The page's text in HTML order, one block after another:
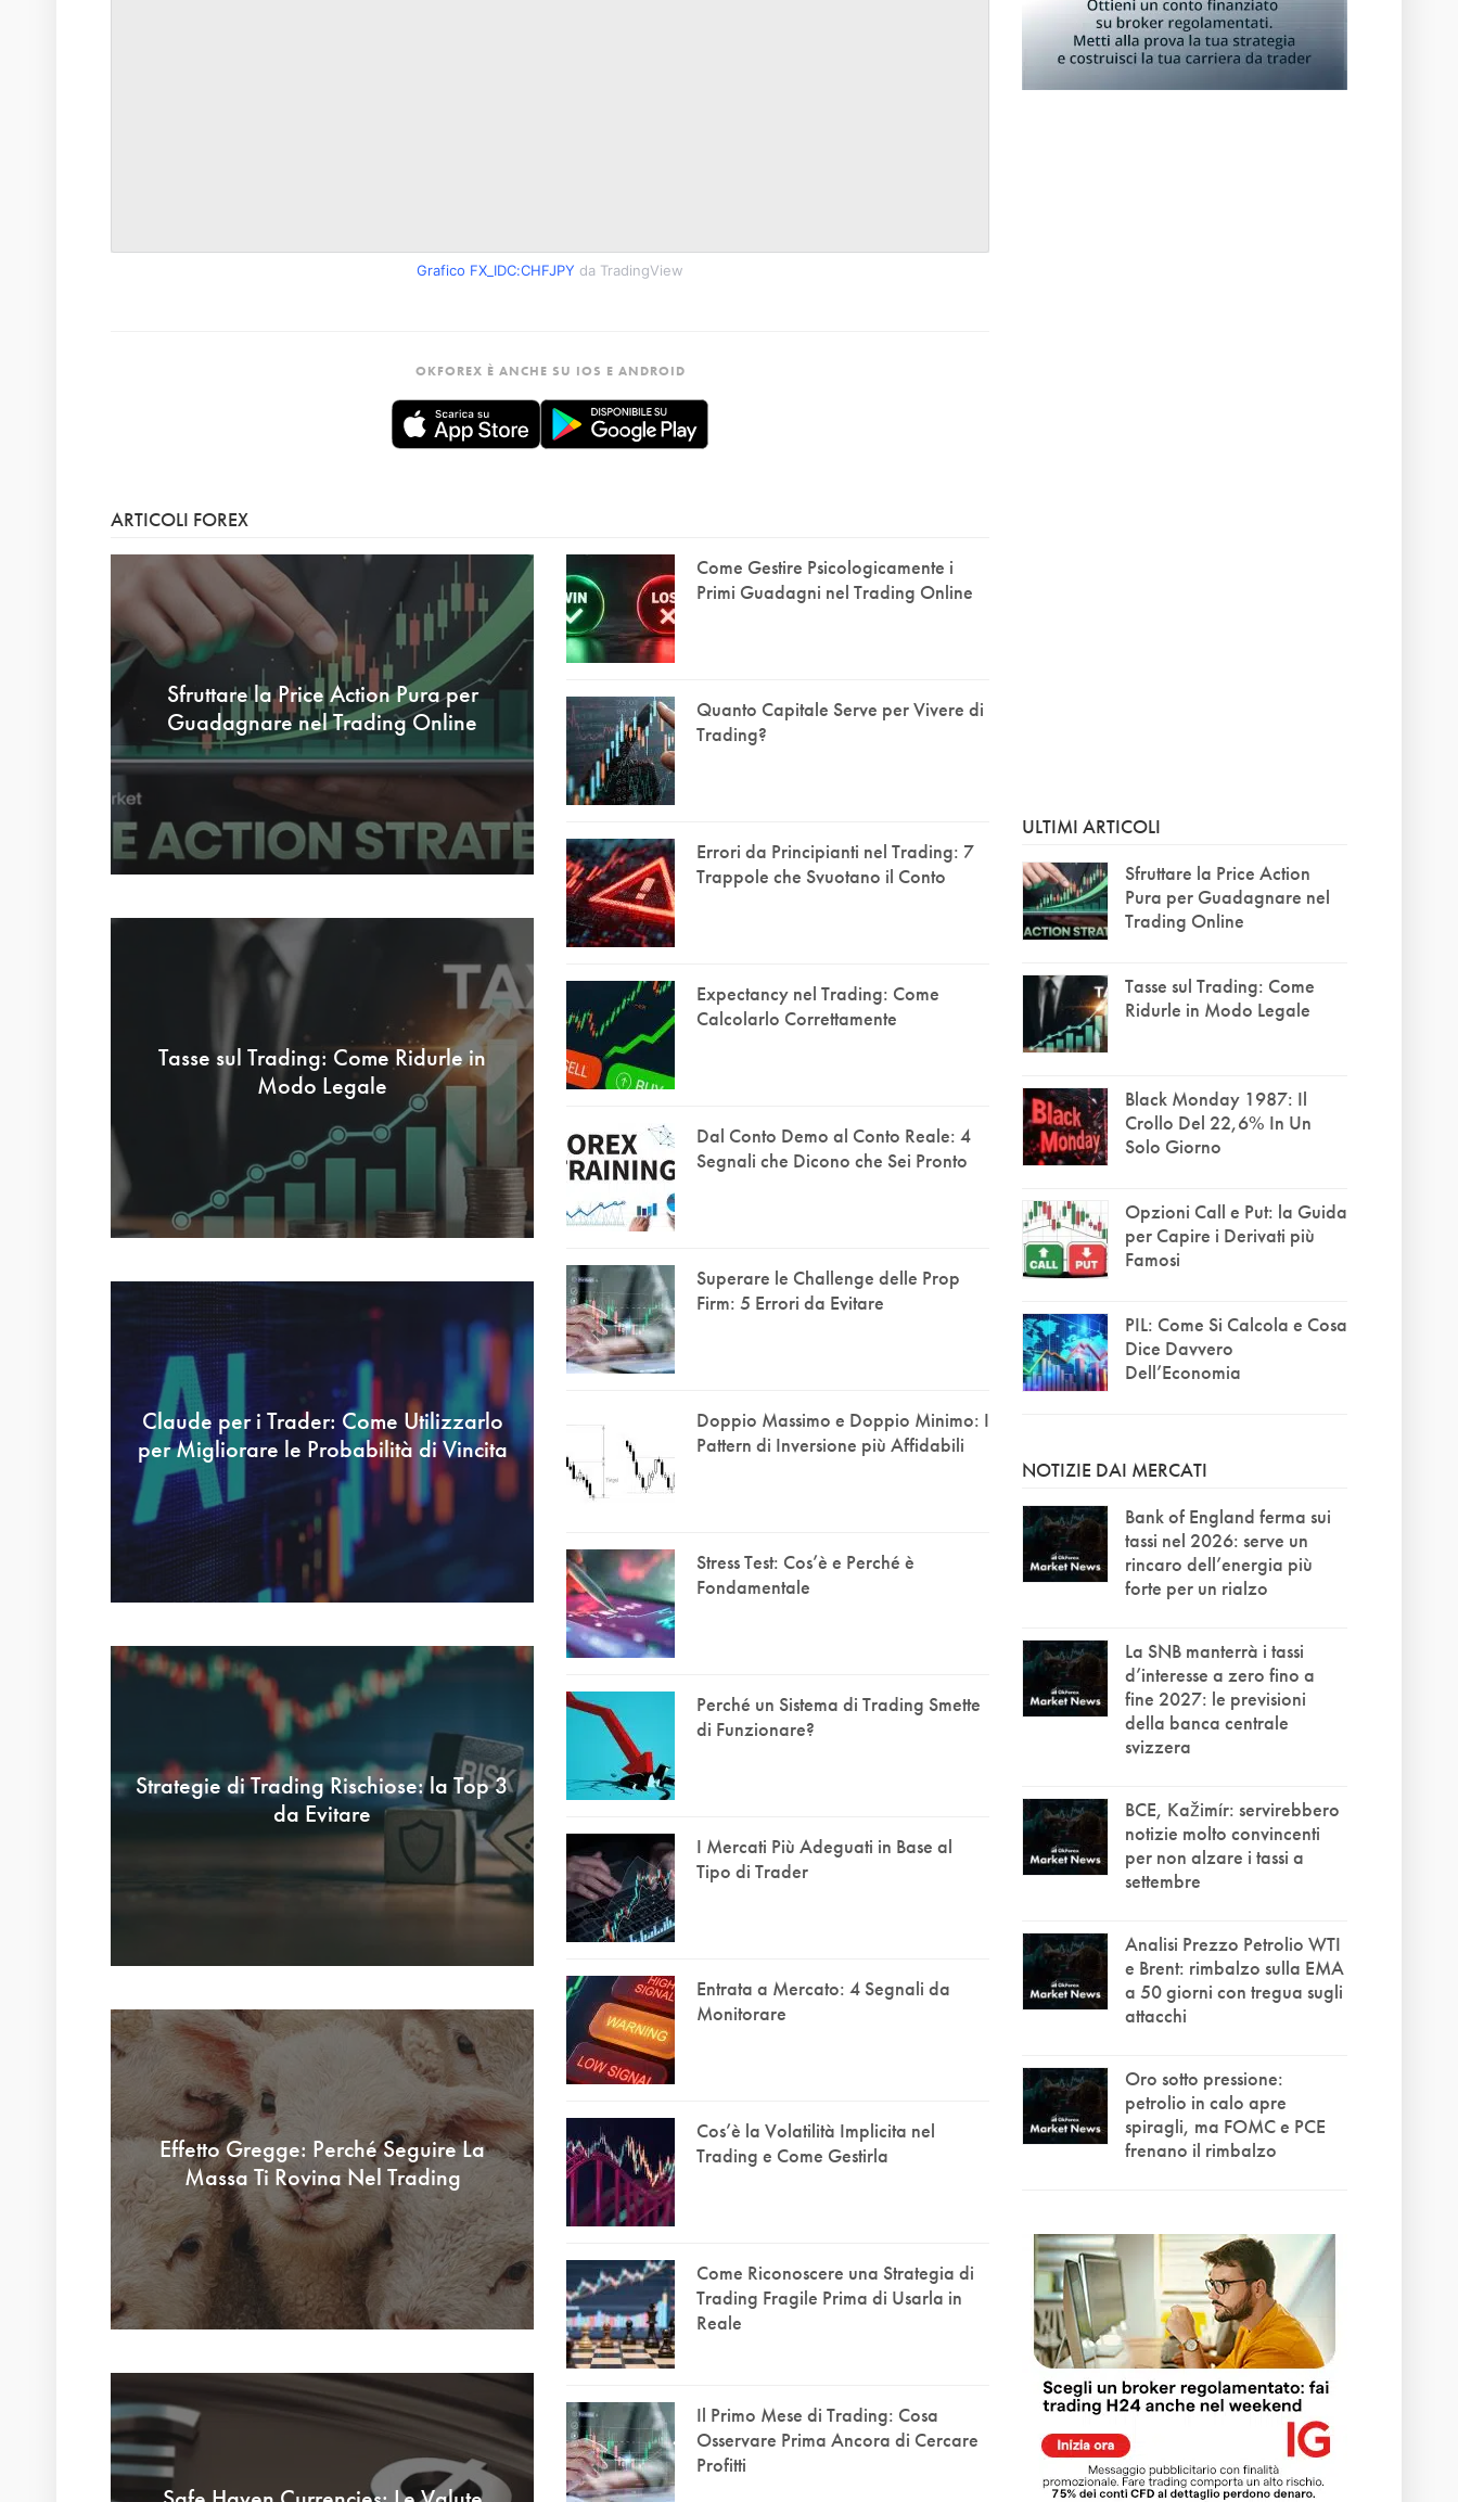
Grafico FX_IDC:CHFJPY da TradingView
OKFOREX È ANCHE SU IOS E ANDROID
ARTICOLI FOREX
Sfruttare la Price Action Pura per
Guadagnare nel Trading Online
Tasse sul Trading: Come Ridurle in
Modo Legale
Claude per i Trader: Come Utilizzarlo
per Migliorare le Probabilità di Vincita
Strategie di Trading Rischiose: la Top 3
da Evitare
Effetto Gregge: Perché Seguire La
Massa Ti Rovina Nel Trading
Come Gestire Psicologicamente i
Primi Guadagni nel Trading Online
Quanto Capitale Serve per Vivere di
Trading?
Errori da Principianti nel Trading: 7
Trappole che Svuotano il Conto
Expectancy nel Trading: Come
Calcolarlo Correttamente
Dal Conto Demo al Conto Reale: 4
Segnali che Dicono che Sei Pronto
Superare le Challenge delle Prop
Firm: 5 Errori da Evitare
Doppio Massimo e Doppio Minimo: I
Pattern di Inversione più Affidabili
Stress Test: Cos’è e Perché è
Fondamentale
Perché un Sistema di Trading Smette
di Funzionare?
I Mercati Più Adeguati in Base al
Tipo di Trader
Entrata a Mercato: 4 Segnali da
Monitorare
Cos’è la Volatilità Implicita nel
Trading e Come Gestirla
Come Riconoscere una Strategia di
Trading Fragile Prima di Usarla in
Reale
Il Primo Mese di Trading: Cosa
Osservare Prima Ancora di Cercare
Profitti
ULTIMI ARTICOLI
Sfruttare la Price Action
Pura per Guadagnare nel
Trading Online
Tasse sul Trading: Come
Ridurle in Modo Legale
Black Monday 1987: Il
Crollo Del 22,6% In Un
Solo Giorno
Opzioni Call e Put: la Guida
per Capire i Derivati più
Famosi
PIL: Come Si Calcola e Cosa
Dice Davvero
Dell’Economia
NOTIZIE DAI MERCATI
Bank of England ferma sui
tassi nel 2026: serve un
rincaro dell’energia più
forte per un rialzo
La SNB manterrà i tassi
d’interesse a zero fino a
fine 2027: le previsioni
della banca centrale
svizzera
BCE, Kažimír: servirebbero
notizie molto convincenti
per non alzare i tassi a
settembre
Analisi Prezzo Petrolio WTI
e Brent: rimbalzo sulla EMA
a 50 giorni con tregua sugli
attacchi
Oro sotto pressione:
petrolio in calo apre
spiragli, ma FOMC e PCE
frenano il rimbalzo